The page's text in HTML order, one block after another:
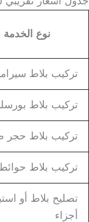
نوع الخدمة
تركيب بلاط
تركيب بلاط
تركيب بلاط حجر
تركيب بلاط
تصليح بلاط أو
أجزاء